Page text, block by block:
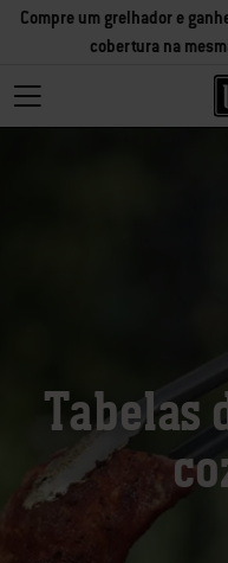
Compre um grelhador e
cobertura na
Tabelas